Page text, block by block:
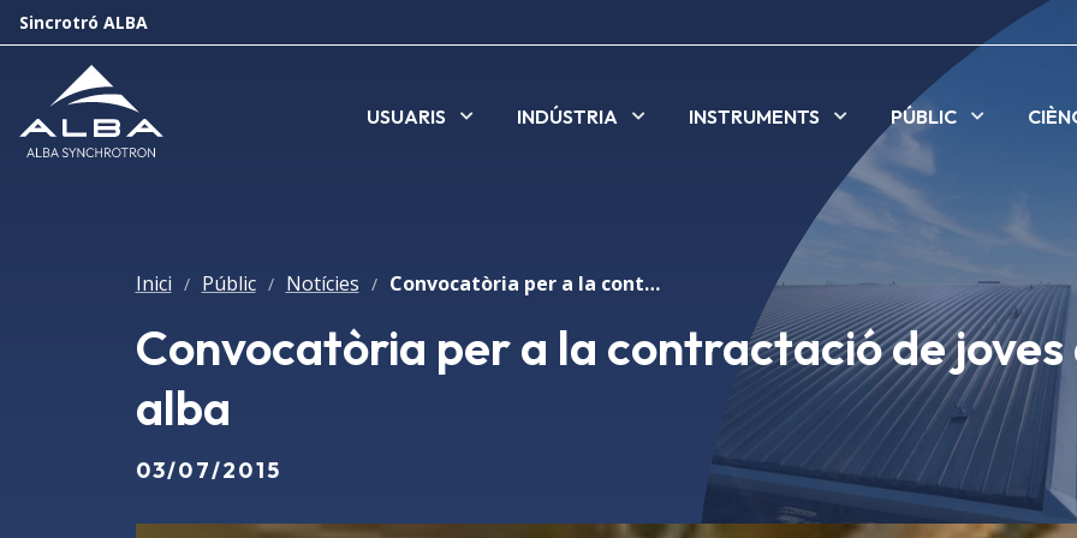
Sincrotró ALBA
USUARIS INDÚSTRIA INSTRUMENTS PÚBLIC
Inici / Públic / Notícies / Convocatòria per a la contractació de joves a alba
Convocatòria per a la contractació de joves
alba
03/07/2015